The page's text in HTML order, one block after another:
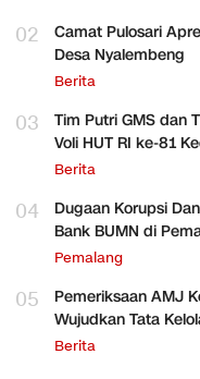
02
Camat Pulosari
Desa Nyalembeng
Berita
03
Tim Putri GMS dan
Voli HUT RI ke-81
Berita
04
Dugaan Korupsi
Bank BUMN di
Pemalang
05
Pemeriksaan AMJ
Wujudkan Tata
Berita